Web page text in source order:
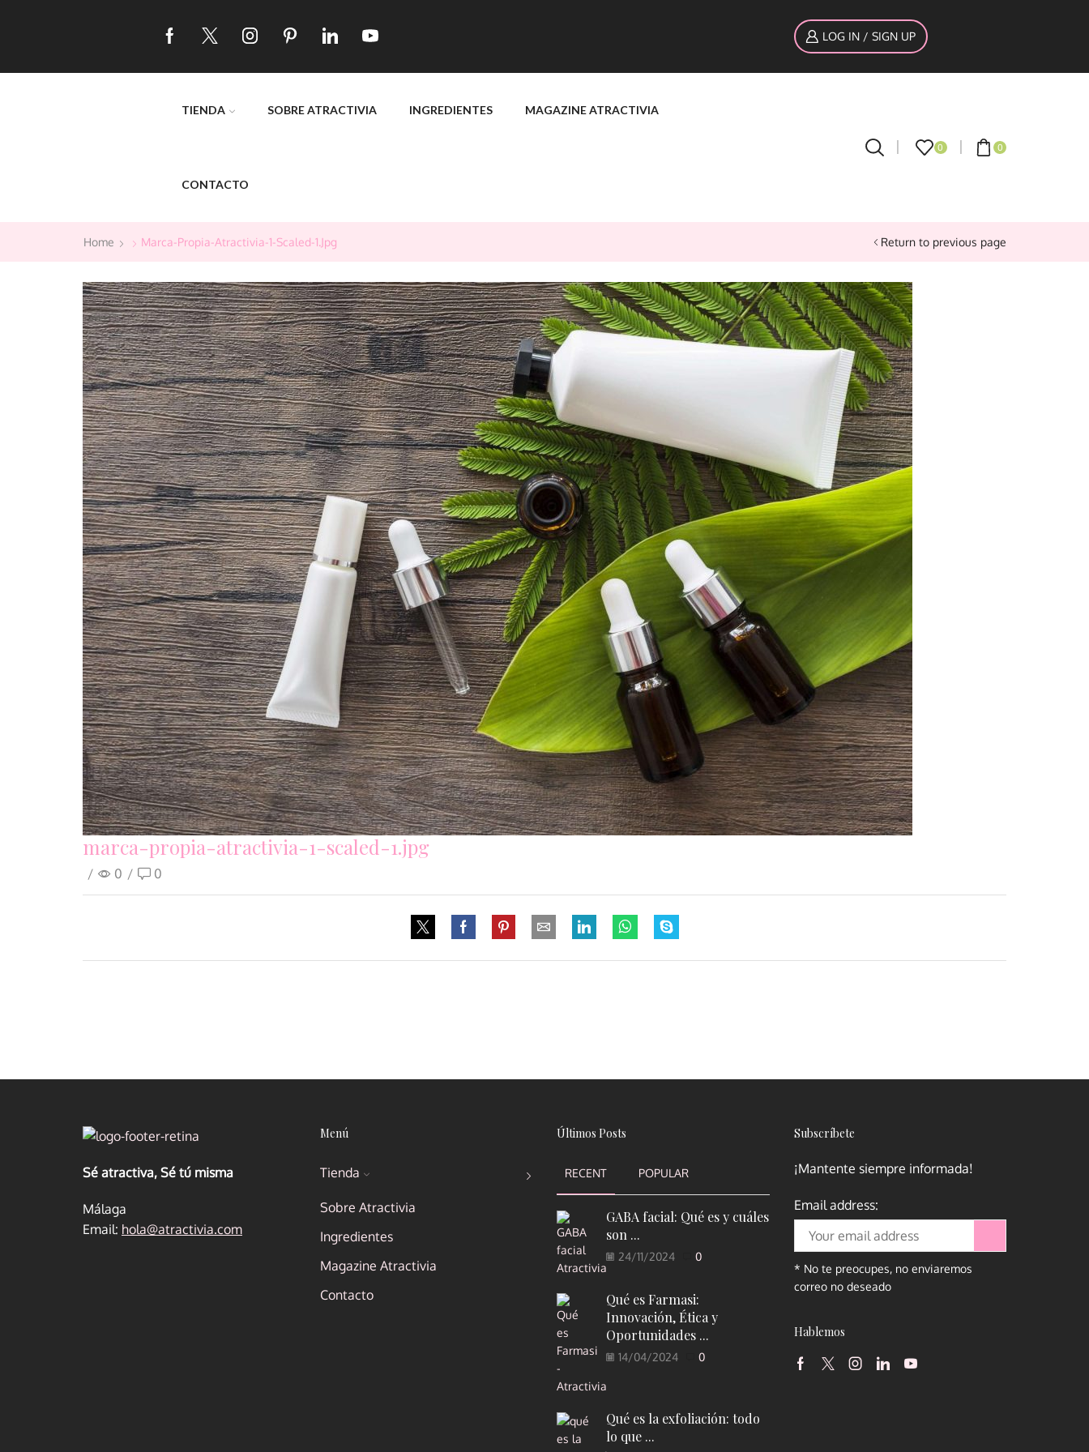
LOG IN / SIGN UP
TIENDA SOBRE ATRACTIVIA INGREDIENTES MAGAZINE ATRACTIVIA
CONTACTO
0 0
Return to previous page
Home Marca-Propia-Atractivia-1-Scaled-1.jpg
marca-propia-atractivia-1-scaled-1.jpg
/ 0 / 0
Sé atractiva, Sé tú misma
Málaga
Email: hola@atractivia.com
Menú
Tienda
Sobre Atractivia
Ingredientes
Magazine Atractivia
Contacto
Últimos Posts
RECENT POPULAR
GABA facial: Qué es y cuáles
son ...
24/11/2024 0
Qué es Farmasi:
Innovación, Ética y
Oportunidades ...
14/04/2024 0
Qué es la exfoliación: todo
lo que ...
Subscrí­bete
¡Mantente siempre informada!
Email address:
* No te preocupes, no enviaremos
correo no deseado
Hablemos